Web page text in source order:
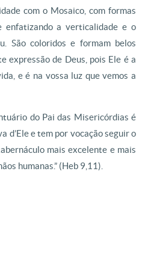
com o Mosaico, com formas
enfatizando a verticalidade e o
São coloridos e formam belos
expressão de Deus, pois Ele é a
e é na vossa luz que vemos a
do Pai das Misericórdias é
d’Ele e tem por vocação seguir o
mais excelente e mais
humanas.” (Heb 9,11).